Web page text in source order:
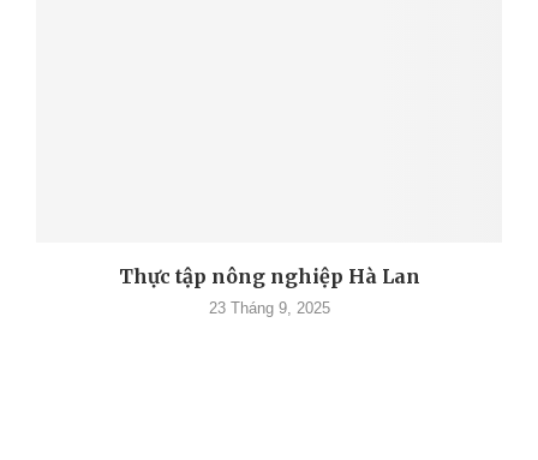
Thực tập nông nghiệp Hà Lan
23 Tháng 9, 2025